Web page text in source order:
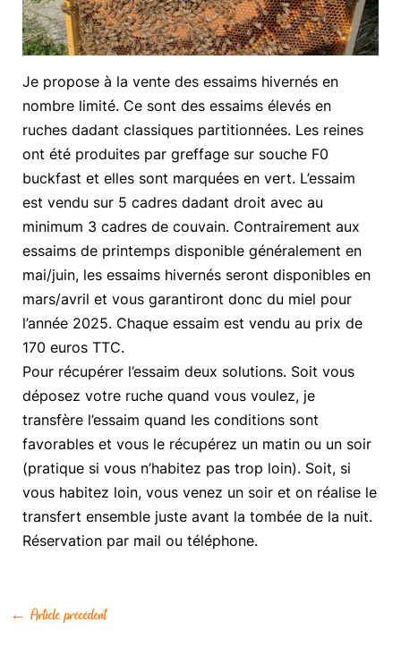
Je propose à la vente des essaims hivernés en
nombre limité. Ce sont des essaims élevés en
ruches dadant classiques partitionnées. Les reines
ont été produites par greffage sur souche F0
buckfast et elles sont marquées en vert. L’essaim
est vendu sur 5 cadres dadant droit avec au
minimum 3 cadres de couvain. Contrairement aux
essaims de printemps disponible généralement en
mai/juin, les essaims hivernés seront disponibles en
mars/avril et vous garantiront donc du miel pour
l’année 2025. Chaque essaim est vendu au prix de
170 euros TTC.
Pour récupérer l’essaim deux solutions. Soit vous
déposez votre ruche quand vous voulez, je
transfère l’essaim quand les conditions sont
favorables et vous le récupérez un matin ou un soir
(pratique si vous n’habitez pas trop loin). Soit, si
vous habitez loin, vous venez un soir et on réalise le
transfert ensemble juste avant la tombée de la nuit.
Réservation par mail ou téléphone.
Navigation
← Article précédent